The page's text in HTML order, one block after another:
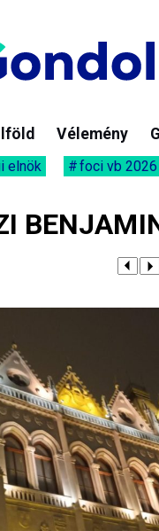
Vélemény
elnök foci vb 2026